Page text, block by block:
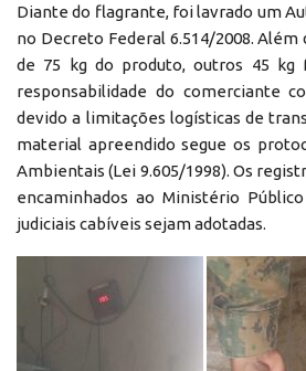
Diante do flagrante, foi lavrado um
no Decreto Federal 6.514/2008.
de 75 kg do produto, outros 45 kg
responsabilidade do comerciante
devido a limitações logísticas de
material apreendido segue os
Ambientais (Lei 9.605/1998). Os
encaminhados ao Ministério
judiciais cabíveis sejam adotadas.